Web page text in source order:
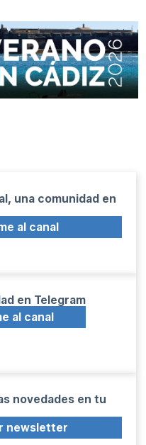
una comunidad en
al canal
en Telegram
al canal
novedades en tu
newsletter